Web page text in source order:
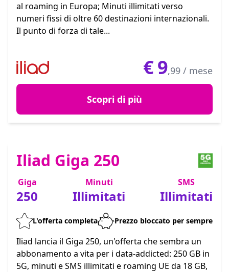
al roaming in Europa; Minuti illimitati verso
numeri fissi di oltre 60 destinazioni internazionali.
Il punto di forza di tale...
€9,99 / mese
Scopri di più
Iliad Giga 250
Giga
250
Minuti
Illimitati
SMS
Illimitati
L'offerta completa Prezzo bloccato per sempre
Iliad lancia il Giga 250, un'offerta che sembra un
abbonamento a vita per i data-addicted: 250 GB in
5G, minuti e SMS illimitati e roaming UE da 18 GB,